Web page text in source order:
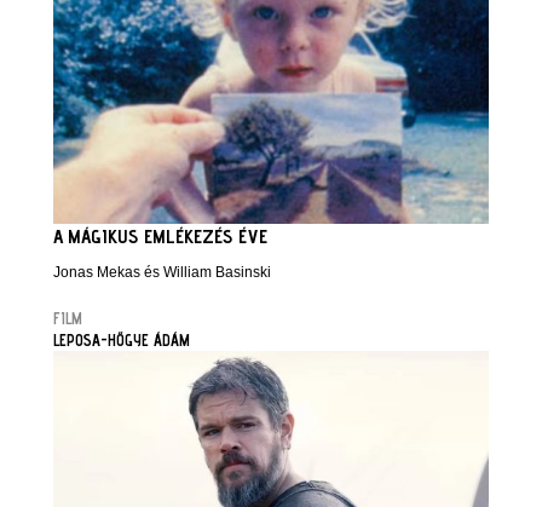
A MÁGIKUS EMLÉKEZÉS ÉVE
Jonas Mekas és William Basinski
FILM
LEPOSA-HŐGYE ÁDÁM